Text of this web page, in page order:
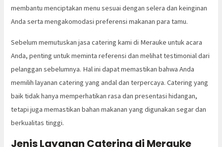
membantu menciptakan menu sesuai dengan selera dan keinginan
Anda serta mengakomodasi preferensi makanan para tamu.
Sebelum memutuskan jasa catering kami di Merauke untuk acara
Anda, penting untuk meminta referensi dan melihat testimonial dari
pelanggan sebelumnya. Hal ini dapat memastikan bahwa Anda
memilih layanan catering yang andal dan terpercaya. Catering yang
baik tidak hanya memperhatikan rasa dan presentasi hidangan,
tetapi juga memastikan bahan makanan yang digunakan segar dan
berkualitas tinggi.
Jenis Layanan Catering di Merauke